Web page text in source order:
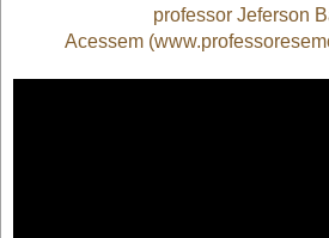
professor Jeferson
Acessem